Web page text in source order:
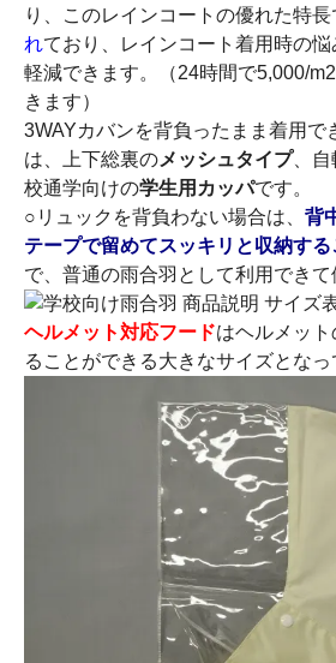
り、このレインコートの優れた特長
れており、レインコート着用時の
軽減できます。（24時間で5,000/
きます）
3WAYカバンを背負ったまま着用で
は、上下総裏のメッシュタイプ、自
校通学向けの学生用カッパです。
○リュックを背負わない場合は、 背
テープで留めてスッキリと収納す
で、普通の雨合羽として利用できて
ヘルメット対応フードはヘルメッ
ることができる大きなサイズとなっ